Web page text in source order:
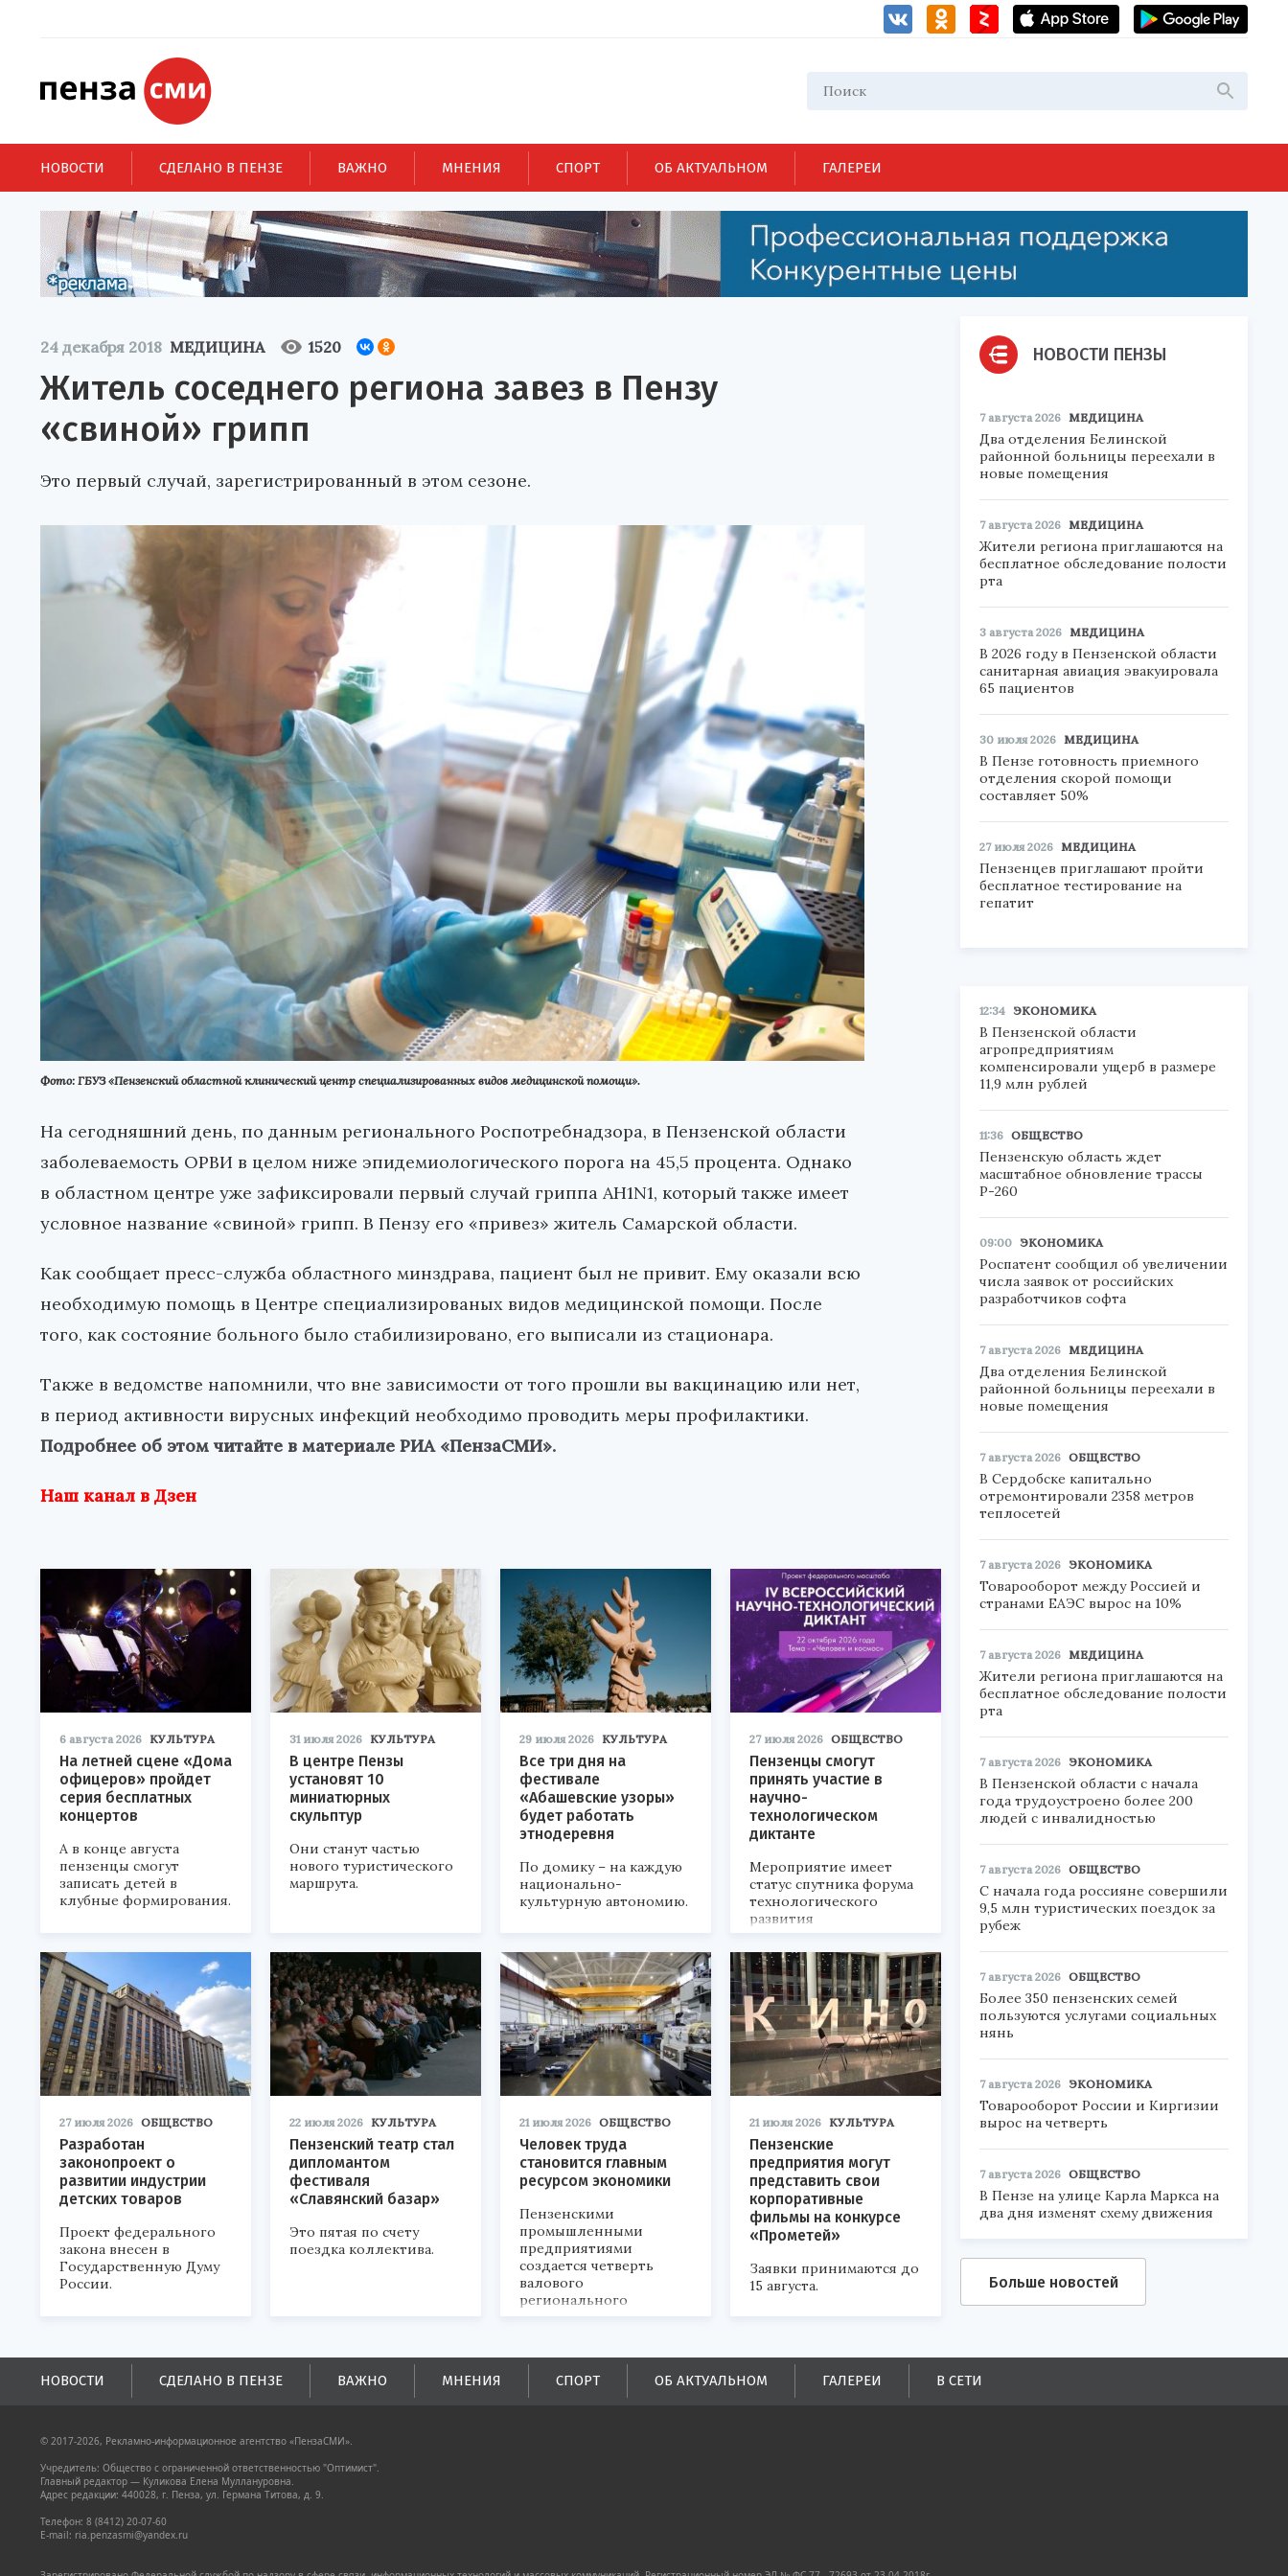
НОВОСТИ СДЕЛАНО В ПЕНЗЕ ВАЖНО МНЕНИЯ СПОРТ ОБ АКТУАЛЬНОМ ГАЛЕРЕИ
24 декабря 2018 МЕДИЦИНА 1520
Житель соседнего региона завез в Пензу
«свиной» грипп
Это первый случай, зарегистрированный в этом сезоне.
Фото: ГБУЗ «Пензенский областной клинический центр специализированных видов медицинской помощи».
На сегодняшний день, по данным регионального Роспотребнадзора, в Пензенской области
заболеваемость ОРВИ в целом ниже эпидемиологического порога на 45,5 процента. Однако
в областном центре уже зафиксировали первый случай гриппа AH1N1, который также имеет
условное название «свиной» грипп. В Пензу его «привез» житель Самарской области.
Как сообщает пресс-служба областного минздрава, пациент был не привит. Ему оказали всю
необходимую помощь в Центре специализированых видов медицинской помощи. После
того, как состояние больного было стабилизировано, его выписали из стационара.
Также в ведомстве напомнили, что вне зависимости от того прошли вы вакцинацию или нет,
в период активности вирусных инфекций необходимо проводить меры профилактики.
Подробнее об этом читайте в материале РИА «ПензаСМИ».
Наш канал в Дзен
6 августа 2026 КУЛЬТУРА
На летней сцене «Дома
офицеров» пройдет
серия бесплатных
концертов
А в конце августа
пензенцы смогут
записать детей в
клубные формирования.
31 июля 2026 КУЛЬТУРА
В центре Пензы
установят 10
миниатюрных
скульптур
Они станут частью
нового туристического
маршрута.
29 июля 2026 КУЛЬТУРА
Все три дня на
фестивале
«Абашевские узоры»
будет работать
этнодеревня
По домику – на каждую
национально-
культурную автономию.
27 июля 2026 ОБЩЕСТВО
Пензенцы смогут
принять участие в
научно-
технологическом
диктанте
Мероприятие имеет
статус спутника форума
технологического
развития
«Технопром-2026».
27 июля 2026 ОБЩЕСТВО
Разработан
законопроект о
развитии индустрии
детских товаров
Проект федерального
закона внесен в
Государственную Думу
России.
22 июля 2026 КУЛЬТУРА
Пензенский театр стал
дипломантом
фестиваля
«Славянский базар»
Это пятая по счету
поездка коллектива.
21 июля 2026 ОБЩЕСТВО
Человек труда
становится главным
ресурсом экономики
Пензенскими
промышленными
предприятиями
создается четверть
валового
регионального
продукта и
поступлений в
бюджеты всех уровней.
21 июля 2026 КУЛЬТУРА
Пензенские
предприятия могут
представить свои
корпоративные
фильмы на конкурсе
«Прометей»
Заявки принимаются до
15 августа.
НОВОСТИ ПЕНЗЫ
7 августа 2026 МЕДИЦИНА
Два отделения Белинской
районной больницы переехали в
новые помещения
7 августа 2026 МЕДИЦИНА
Жители региона приглашаются на
бесплатное обследование полости
рта
3 августа 2026 МЕДИЦИНА
В 2026 году в Пензенской области
санитарная авиация эвакуировала
65 пациентов
30 июля 2026 МЕДИЦИНА
В Пензе готовность приемного
отделения скорой помощи
составляет 50%
27 июля 2026 МЕДИЦИНА
Пензенцев приглашают пройти
бесплатное тестирование на
гепатит
12:34 ЭКОНОМИКА
В Пензенской области
агропредприятиям
компенсировали ущерб в размере
11,9 млн рублей
11:36 ОБЩЕСТВО
Пензенскую область ждет
масштабное обновление трассы
Р-260
09:00 ЭКОНОМИКА
Роспатент сообщил об увеличении
числа заявок от российских
разработчиков софта
7 августа 2026 МЕДИЦИНА
Два отделения Белинской
районной больницы переехали в
новые помещения
7 августа 2026 ОБЩЕСТВО
В Сердобске капитально
отремонтировали 2358 метров
теплосетей
7 августа 2026 ЭКОНОМИКА
Товарооборот между Россией и
странами ЕАЭС вырос на 10%
7 августа 2026 МЕДИЦИНА
Жители региона приглашаются на
бесплатное обследование полости
рта
7 августа 2026 ЭКОНОМИКА
В Пензенской области с начала
года трудоустроено более 200
людей с инвалидностью
7 августа 2026 ОБЩЕСТВО
С начала года россияне совершили
9,5 млн туристических поездок за
рубеж
7 августа 2026 ОБЩЕСТВО
Более 350 пензенских семей
пользуются услугами социальных
нянь
7 августа 2026 ЭКОНОМИКА
Товарооборот России и Киргизии
вырос на четверть
7 августа 2026 ОБЩЕСТВО
В Пензе на улице Карла Маркса на
два дня изменят схему движения
Больше новостей
НОВОСТИ СДЕЛАНО В ПЕНЗЕ ВАЖНО МНЕНИЯ СПОРТ ОБ АКТУАЛЬНОМ ГАЛЕРЕИ В СЕТИ
© 2017-2026, Рекламно-информационное агентство «ПензаСМИ».
Учредитель: Общество с ограниченной ответственностью "Оптимист".
Главный редактор — Куликова Елена Муллануровна.
Адрес редакции: 440028, г. Пенза, ул. Германа Титова, д. 9.
Телефон: 8 (8412) 20-07-60
E-mail: ria.penzasmi@yandex.ru